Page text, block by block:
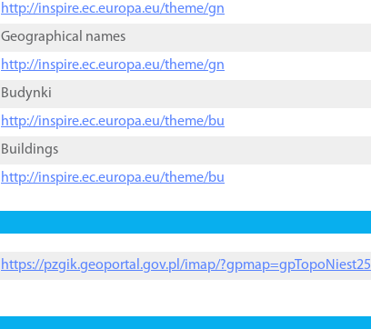
http://inspire.ec.europa.eu/theme/gn
Geographical names
http://inspire.ec.europa.eu/theme/gn
Budynki
http://inspire.ec.europa.eu/theme/bu
Buildings
http://inspire.ec.europa.eu/theme/bu
https://pzgik.geoportal.gov.pl/imap/?gpmap=gpTopoNiest25